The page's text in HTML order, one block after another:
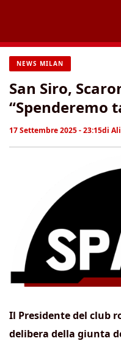
contenuto
NEWS MILAN
San Siro,
“Spenderemo
17 Settembre 2025 - 23:15di
Il Presidente del club
delibera della giunta